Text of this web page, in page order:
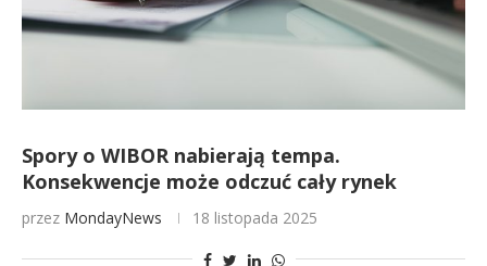
Spory o WIBOR nabierają tempa.
Konsekwencje może odczuć cały rynek
przez MondayNews 18 listopada 2025